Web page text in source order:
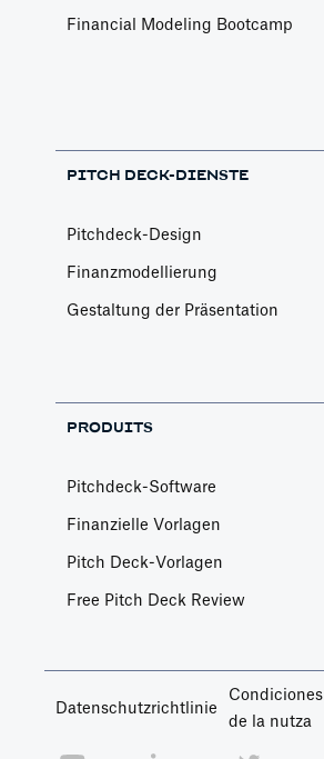
Financial Modeling Bootcamp
PITCH DECK-DIENSTE
Pitchdeck-Design
Finanzmodellierung
Gestaltung der Präsentation
PRODUITS
Pitchdeck-Software
Finanzielle Vorlagen
Pitch Deck-Vorlagen
Free Pitch Deck Review
Datenschutzrichtlinie
Condiciones
de la nutza